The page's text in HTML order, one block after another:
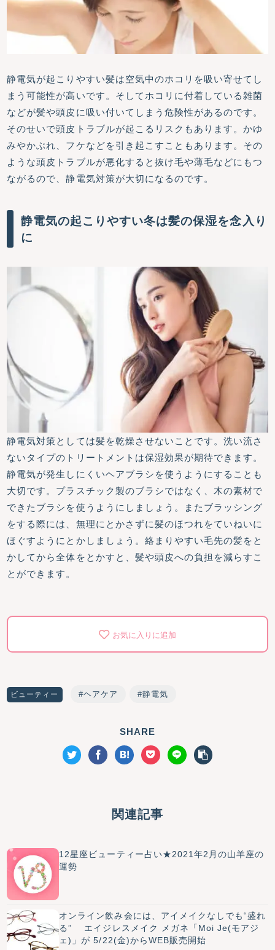
静電気が起こりやすい髪は空気中のホコリを吸い寄せてし
まう可能性が高いです。そしてホコリに付着している雑菌
などが髪や頭皮に吸い付いてしまう危険性があるのです。
そのせいで頭皮トラブルが起こるリスクもあります。かゆ
みやかぶれ、フケなどを引き起こすこともあります。その
ような頭皮トラブルが悪化すると抜け毛や薄毛などにもつ
ながるので、静電気対策が大切になるのです。
静電気の起こりやすい冬は髪の保湿を念入り
に
静電気対策としては髪を乾燥させないことです。洗い流さ
ないタイプのトリートメントは保湿効果が期待できます。
静電気が発生しにくいヘアブラシを使うようにすることも
大切です。プラスチック製のブラシではなく、木の素材で
できたブラシを使うようにしましょう。またブラッシング
をする際には、無理にとかさずに髪のほつれをていねいに
ほぐすようにとかしましょう。絡まりやすい毛先の髪をと
かしてから全体をとかすと、髪や頭皮への負担を減らすこ
とができます。
お気に入りに追加
ビューティー ヘアケア 静電気
SHARE
関連記事
12星座ビューティー占い★2021年2月の山羊座の
運勢
オンライン飲み会には、アイメイクなしでも“盛れ
る” エイジレスメイク メガネ「Moi Je(モアジ
ェ)」が 5/22(金)からWEB販売開始